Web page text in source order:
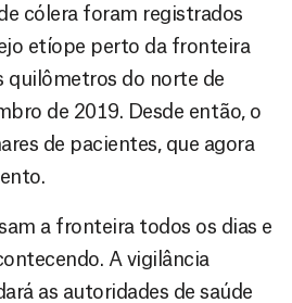
cólera foram registrados
etíope perto da fronteira
quilômetros do norte de
de 2019. Desde então, o
de pacientes, que agora
a fronteira todos os dias e
A vigilância
as autoridades de saúde